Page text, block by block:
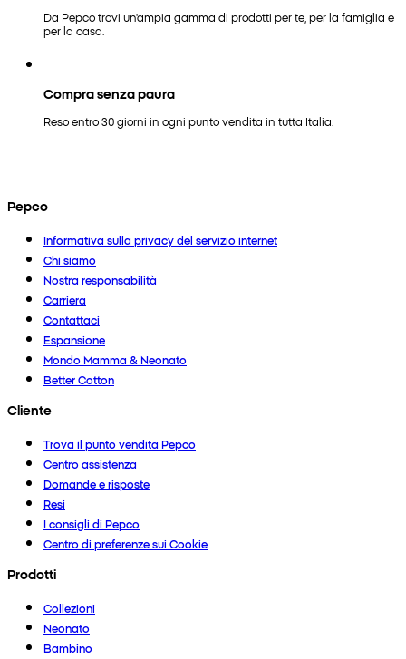
Da Pepco trovi un'ampia gamma di prodotti per te, per la famiglia e
per la casa.
Compra senza paura
Reso entro 30 giorni in ogni punto vendita in tutta Italia.
Pepco
Informativa sulla privacy del servizio internet
Chi siamo
Nostra responsabilità
Carriera
Contattaci
Espansione
Mondo Mamma & Neonato
Better Cotton
Cliente
Trova il punto vendita Pepco
Centro assistenza
Domande e risposte
Resi
I consigli di Pepco
Centro di preferenze sui Cookie
Prodotti
Collezioni
Neonato
Bambino